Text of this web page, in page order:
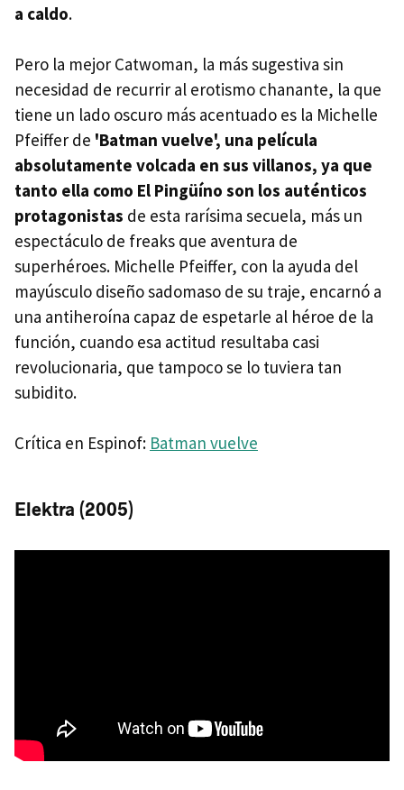
a caldo.
Pero la mejor Catwoman, la más sugestiva sin
necesidad de recurrir al erotismo chanante, la que
tiene un lado oscuro más acentuado es la Michelle
Pfeiffer de 'Batman vuelve', una película
absolutamente volcada en sus villanos, ya que
tanto ella como El Pingüíno son los auténticos
protagonistas de esta rarísima secuela, más un
espectáculo de freaks que aventura de
superhéroes. Michelle Pfeiffer, con la ayuda del
mayúsculo diseño sadomaso de su traje, encarnó a
una antiheroína capaz de espetarle al héroe de la
función, cuando esa actitud resultaba casi
revolucionaria, que tampoco se lo tuviera tan
subidito.
Crítica en Espinof: Batman vuelve
Elektra (2005)